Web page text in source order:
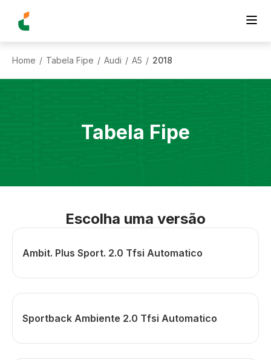
Home / Tabela Fipe / Audi / A5 / 2018
Tabela Fipe
Escolha uma versão
Ambit. Plus Sport. 2.0 Tfsi Automatico
Sportback Ambiente 2.0 Tfsi Automatico